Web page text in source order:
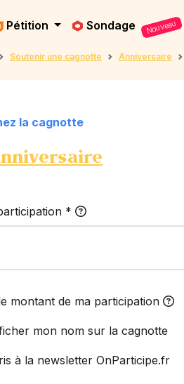
Pétition Sondage Nouveau
Soutenir une cagnotte Anniversaire
la cagnotte
*
montant de ma participation
mon nom sur la cagnotte
à la newsletter OnParticipe.fr